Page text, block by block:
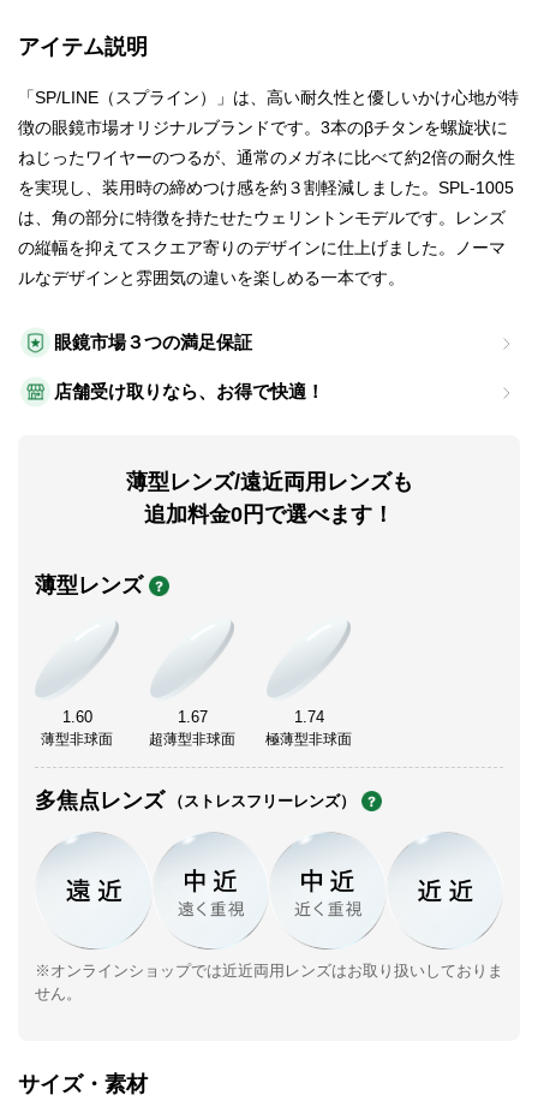
眼鏡市場３つの満足保証
店舗受け取りなら、お得で快適！
薄型レンズ/遠近両用レンズも
追加料金0円で選べます！
薄型レンズ
1.60
薄型非球面
1.67
超薄型非球面
1.74
極薄型非球面
多焦点レンズ （ストレスフリーレンズ）
※オンラインショップでは近近両用レンズはお取り扱いしておりま
せん。
アイテム説明
「SP/LINE（スプライン）」は、高い耐久性と優しいかけ心地が特
徴の眼鏡市場オリジナルブランドです。3本のβチタンを螺旋状に
ねじったワイヤーのつるが、通常のメガネに比べて約2倍の耐久性
を実現し、装用時の締めつけ感を約３割軽減しました。SPL-1005
は、角の部分に特徴を持たせたウェリントンモデルです。レンズ
の縦幅を抑えてスクエア寄りのデザインに仕上げました。ノーマ
ルなデザインと雰囲気の違いを楽しめる一本です。
サイズ・素材